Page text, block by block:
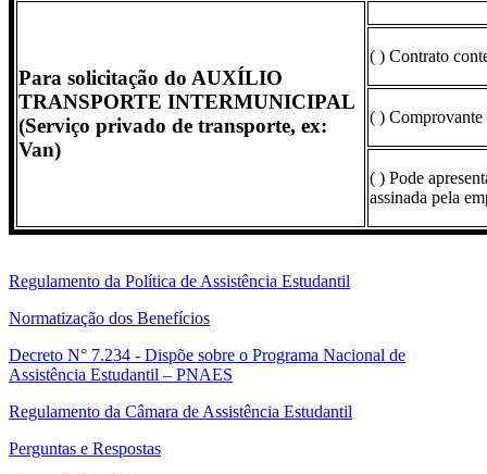
Para solicitação do AUXÍLIO
TRANSPORTE INTERMUNICIPAL
(Serviço privado de transporte, ex:
Van)
( ) Contrato
( ) Comprovante
( ) Pode
assinada pela
Regulamento da Política de Assistência Estudantil
Normatização dos Benefícios
Decreto N° 7.234 - Dispõe sobre o Programa Nacional de
Assistência Estudantil – PNAES
Regulamento da Câmara de Assistência Estudantil
Perguntas e Respostas